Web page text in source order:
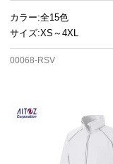
カラー:全15色
サイズ:XS～4XL
00068-RSV